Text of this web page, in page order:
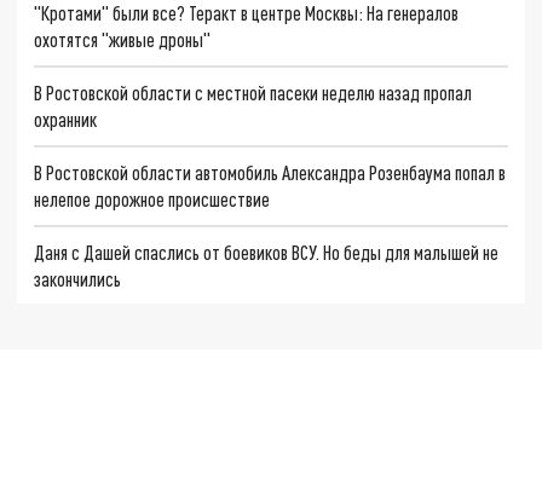
"Кротами" были все? Теракт в центре Москвы: На генералов
охотятся "живые дроны"
В Ростовской области с местной пасеки неделю назад пропал
охранник
В Ростовской области автомобиль Александра Розенбаума попал в
нелепое дорожное происшествие
Даня с Дашей спаслись от боевиков ВСУ. Но беды для малышей не
закончились